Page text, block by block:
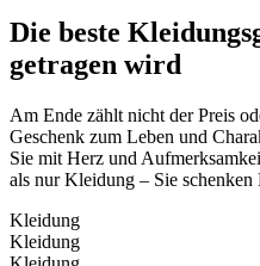
Die beste
getragen wird
Am Ende zählt nicht der Preis
Geschenk zum Leben und
Sie mit Herz und
als nur Kleidung – Sie schenken
Kleidung
Kleidung